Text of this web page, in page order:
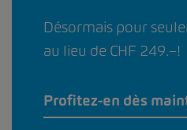
Désormais pour
au lieu de CHF 249.–!
Profitez-en dès